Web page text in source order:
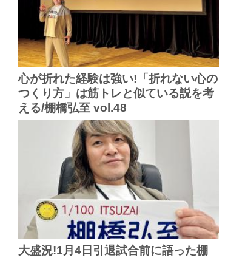
心が折れた経験は強い!「折れない心の
つくり方」は筋トレと似ている説を考
える/棚橋弘至 vol.48
大盛況!1月4日引退試合前に語った棚